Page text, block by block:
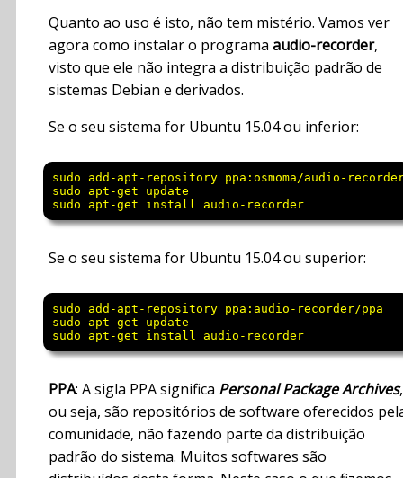
Quanto ao uso é isto, não tem mistério. Vamos ver
agora como instalar o programa audio-recorder,
visto que ele não integra a distribuição padrão de
sistemas Debian e derivados.
Se o seu sistema for Ubuntu 15.04 ou inferior:
sudo add-apt-repository ppa:osmoma/audio-
sudo apt-get update
Se o seu sistema for Ubuntu 15.04 ou superior:
sudo add-apt-repository ppa:audio-recorder/ppa
sudo apt-get update
PPA: A sigla PPA significa Personal Package Archives,
ou seja, são repositórios de software oferecidos
comunidade, não fazendo parte da distribuição
padrão do sistema. Muitos softwares são